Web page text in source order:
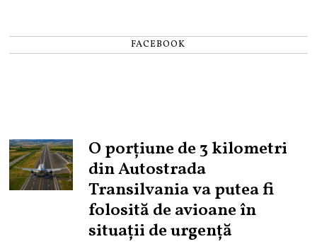
FACEBOOK
O porțiune de 3 kilometri
din Autostrada
Transilvania va putea fi
folosită de avioane în
situații de urgență